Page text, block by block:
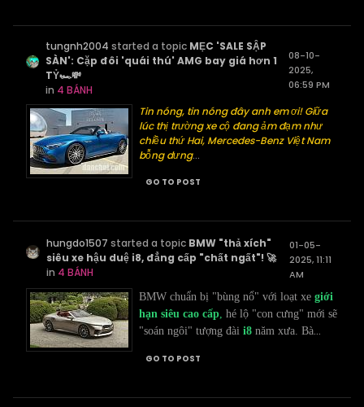
tungnh2004 started a topic MẸC 'SALE SẬP
SÀN': Cặp đôi 'quái thú' AMG bay giá hơn 1
TỶ🏎️💸
in 4 BÁNH
08-10-
2025,
06:59 PM
Tin nóng, tin nóng đây anh em ơi! Giữa
lúc thị trường xe cộ đang ảm đạm như
chiều thứ Hai, Mercedes-Benz Việt Nam
bỗng dưng...
GO TO POST
hungdo1507 started a topic BMW "thả xích"
siêu xe hậu duệ i8, đẳng cấp "chất ngất"! 🚀
in 4 BÁNH
01-05-
2025, 11:11
AM
BMW chuẩn bị "bùng nổ" với loạt xe giới
hạn siêu cao cấp, hé lộ "con cưng" mới sẽ
"soán ngôi" tượng đài i8 năm xưa. Bà...
GO TO POST